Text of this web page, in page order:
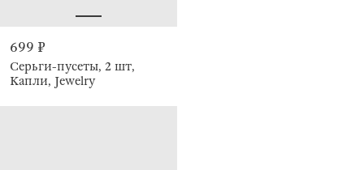
699 ₽
Серьги-пусеты, 2 шт,
Капли, Jewelry